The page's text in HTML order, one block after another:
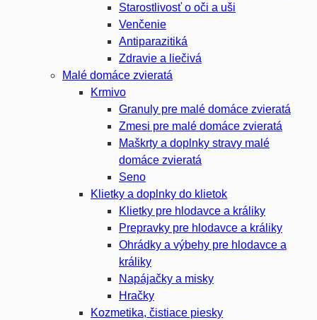
Starostlivosť o oči a uši
Venčenie
Antiparazitiká
Zdravie a liečivá
Malé domáce zvieratá
Krmivo
Granuly pre malé domáce zvieratá
Zmesi pre malé domáce zvieratá
Maškrty a doplnky stravy malé
domáce zvieratá
Seno
Klietky a doplnky do klietok
Klietky pre hlodavce a králiky
Prepravky pre hlodavce a králiky
Ohrádky a výbehy pre hlodavce a
králiky
Napájačky a misky
Hračky
Kozmetika, čistiace piesky